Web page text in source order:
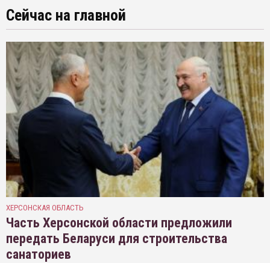
Сейчас на главной
ХЕРСОНСКАЯ ОБЛАСТЬ
Часть Херсонской области предложили
передать Беларуси для строительства
санаториев